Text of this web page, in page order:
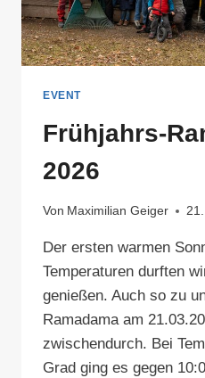
EVENT
Frühjahrs-
2026
Von Maximilian Geiger
Der ersten warmen
Temperaturen durften
genießen. Auch so zu
Ramadama am
zwischendurch. Bei
Grad ging es gegen